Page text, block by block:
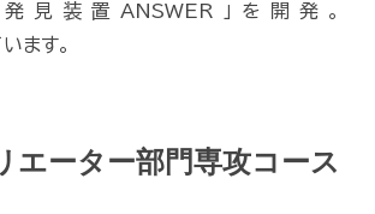
見装置ANSWER」を開発。
ます。
エーター部門専攻コース